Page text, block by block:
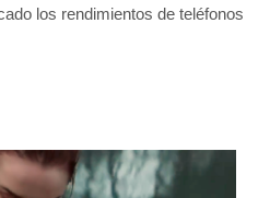
los rendimientos de teléfonos